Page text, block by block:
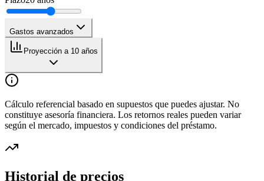
Gastos avanzados
Proyección a 10 años
Cálculo referencial basado en supuestos que puedes ajustar. No
constituye asesoría financiera. Los retornos reales pueden variar
según el mercado, impuestos y condiciones del préstamo.
Historial de precios